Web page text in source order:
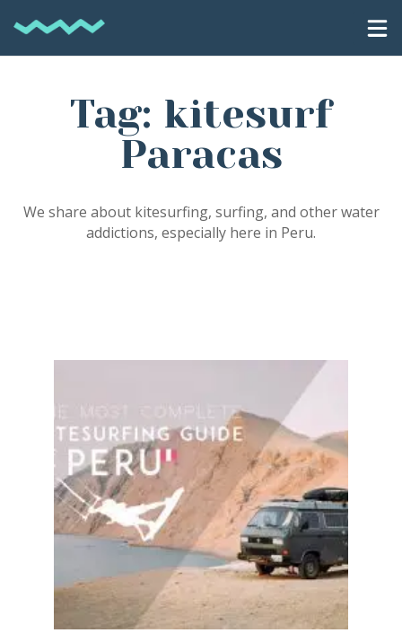
Tag: kitesurf
Paracas
We share about kitesurfing, surfing, and other water
addictions, especially here in Peru.